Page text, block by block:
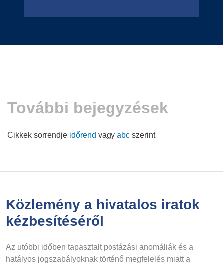
További bejegyzések
Cikkek sorrendje időrend vagy abc szerint
Közlemény a hivatalos iratok
kézbesítéséről
Az utóbbi időben tapasztalt postázási anomáliák és a
hatályos jogszabályoknak történő megfelelés miatt a